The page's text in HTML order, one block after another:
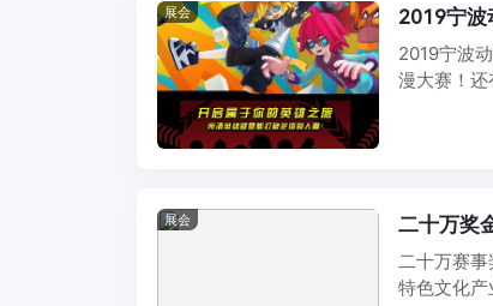
展会 2019宁波
2019宁波
漫大赛！
展会 二十万奖
二十万赛事
特色文化